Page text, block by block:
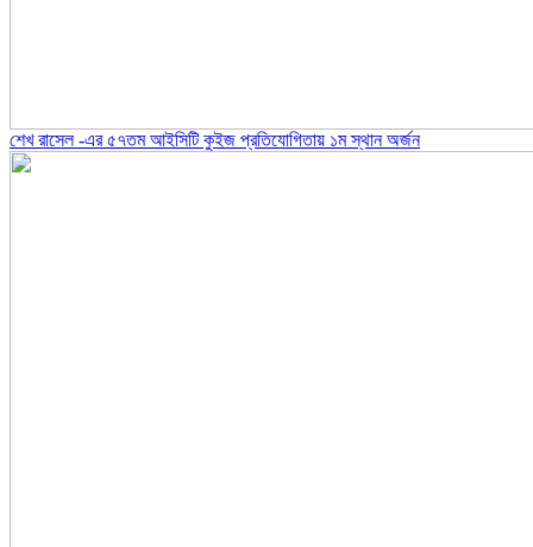
শেখ রাসেল -এর ৫৭তম আইসিটি কুইজ প্রতিযোগিতায় ১ম স্থান অর্জন